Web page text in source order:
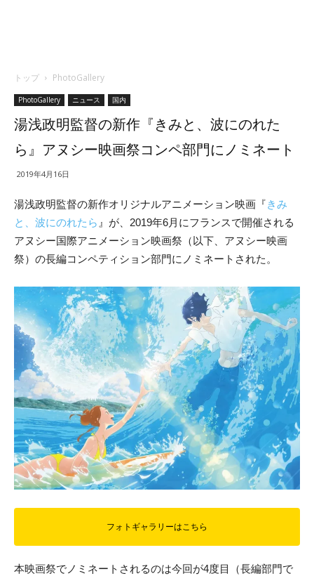
トップ PhotoGallery
PhotoGallery ニュース 国内
湯浅政明監督の新作『きみと、波にのれた
ら』アヌシー映画祭コンペ部門にノミネート
2019年4月16日
湯浅政明監督の新作オリジナルアニメーション映画『きみ
と、波にのれたら 』が、2019年6月にフランスで開催される
アヌシー国際アニメーション映画祭（以下、アヌシー映画
祭）の長編コンペティション部門にノミネートされた。
フォトギャラリーはこちら
本映画祭でノミネートされるのは今回が4度目（長編部門で